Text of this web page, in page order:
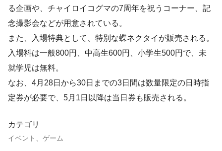
る企画や、チャイロイコグマの7周年を祝うコーナー、記
念撮影会などが用意されている。
また、入場特典として、特別な蝶ネクタイが販売される。
入場料は一般800円、中高生600円、小学生500円で、未
就学児は無料。
なお、4月28日から30日までの3日間は数量限定の日時指
定券が必要で、5月1日以降は当日券も販売される。
カテゴリ
イベント、ゲーム